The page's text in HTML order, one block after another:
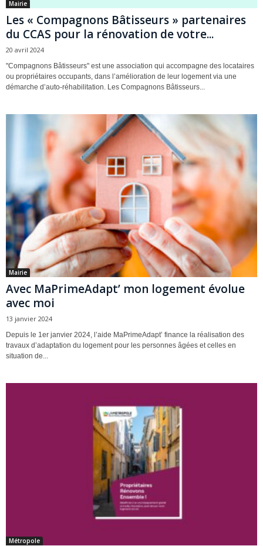
Mairie
Les « Compagnons Bâtisseurs » partenaires
du CCAS pour la rénovation de votre...
20 avril 2024
"Compagnons Bâtisseurs" est une association qui accompagne des locataires
ou propriétaires occupants, dans l’amélioration de leur logement via une
démarche d’auto-réhabilitation. Les Compagnons Bâtisseurs...
Mairie
Avec MaPrimeAdapt’ mon logement évolue
avec moi
13 janvier 2024
Depuis le 1er janvier 2024, l’aide MaPrimeAdapt’ finance la réalisation des
travaux d’adaptation du logement pour les personnes âgées et celles en
situation de...
Métropole